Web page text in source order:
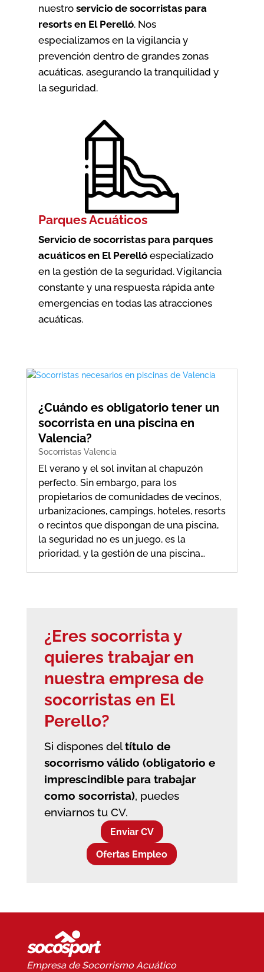
nuestro servicio de socorristas para
resorts en El Perelló. Nos
especializamos en la vigilancia y
prevención dentro de grandes zonas
acuáticas, asegurando la tranquilidad y
la seguridad.
Parques Acuáticos
Servicio de socorristas para parques
acuáticos en El Perelló especializado
en la gestión de la seguridad. Vigilancia
constante y una respuesta rápida ante
emergencias en todas las atracciones
acuáticas.
¿Cuándo es obligatorio tener un
socorrista en una piscina en
Valencia?
Socorristas Valencia
El verano y el sol invitan al chapuzón
perfecto. Sin embargo, para los
propietarios de comunidades de vecinos,
urbanizaciones, campings, hoteles, resorts
o recintos que dispongan de una piscina,
la seguridad no es un juego, es la
prioridad, y la gestión de una piscina…
¿Eres socorrista y
quieres trabajar en
nuestra empresa de
socorristas en El
Perello?
Si dispones deltítulo de
socorrismo válido (obligatorio e
imprescindible para trabajar
como socorrista), puedes
enviarnos tu CV.
Enviar CV
Ofertas Empleo
Empresa de SocorrismoAcuático